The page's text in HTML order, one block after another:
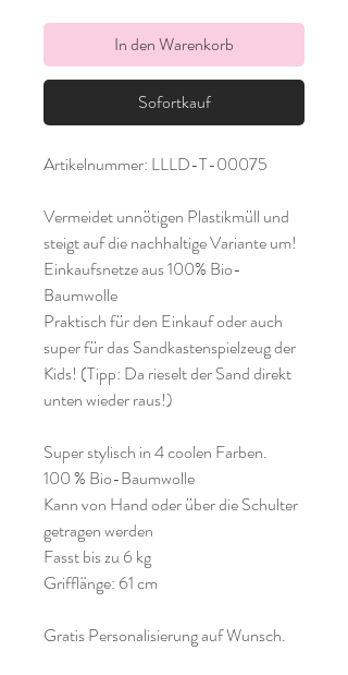
In den Warenkorb
Sofortkauf
Artikelnummer: LLLD-T-00075
Vermeidet unnötigen Plastikmüll und
steigt auf die nachhaltige Variante um!
Einkaufsnetze aus 100% Bio-
Baumwolle
Praktisch für den Einkauf oder auch
super für das Sandkastenspielzeug der
Kids! (Tipp: Da rieselt der Sand direkt
unten wieder raus!)
Super stylisch in 4 coolen Farben.
100 % Bio-Baumwolle
Kann von Hand oder über die Schulter
getragen werden
Fasst bis zu 6 kg
Grifflänge: 61 cm
Gratis Personalisierung auf Wunsch.